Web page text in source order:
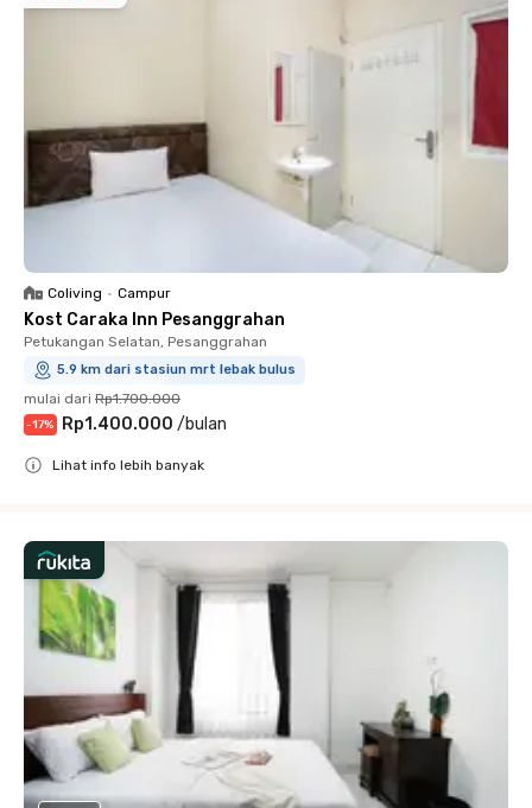
Coliving • Campur
Kost Caraka Inn Pesanggrahan
Petukangan Selatan, Pesanggrahan
5.9 km dari stasiun mrt lebak bulus
mulai dari Rp1.700.000
-17% Rp1.400.000 /bulan
Lihat info lebih banyak